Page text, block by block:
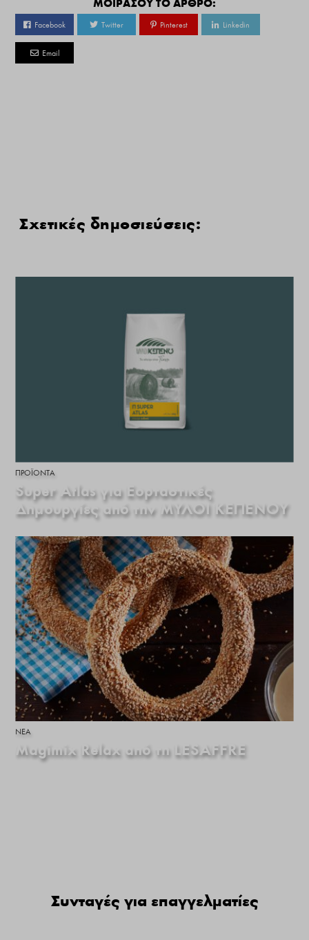
ΜΟΙΡΑΣΟΥ ΤΟ ΑΡΘΡΟ:
Facebook Twitter Pinterest Linkedin
Email
Σχετικές δημοσιεύσεις:
ΠΡΟΪΌΝΤΑ
Super Atlas για Εορταστικές
Δημουργίες από την ΜΥΛΟΙ ΚΕΠΕΝΟΥ
ΝΕΑ
Magimix Relax από τη LESAFFRE
Συνταγές για επαγγελματίες